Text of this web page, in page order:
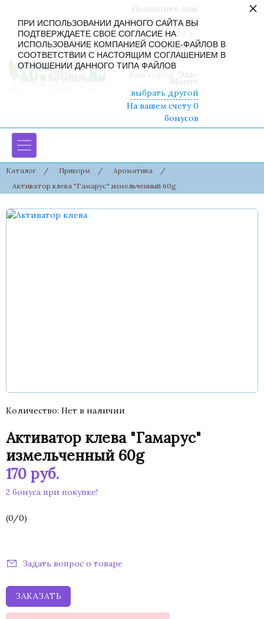
8 (916) 430-85-06
Пн-Сб: 09:00 - 19:00 Вс:
09:00 - 17:00 Праздники:
09:00 - 17:00
выбрать другой
На вашем счету 0
бонусов
Каталог / Прикорм / Ароматика
/
Активатор клева "Гамарус" измельченный 60g
Количество Нет в наличии
Активатор клева "Гамарус"
измельченный 60g
170 руб.
2 бонуса при покупке!
(0/0)
Задать вопрос о товаре
ЗАКАЗАТЬ
ПРИ ИСПОЛЬЗОВАНИИ ДАННОГО САЙТА ВЫ
ПОДТВЕРЖДАЕТЕ СВОЕ СОГЛАСИЕ НА
ИСПОЛЬЗОВАНИЕ КОМПАНИЕЙ COOKIE-ФАЙЛОВ В
СООТВЕТСТВИИ С НАСТОЯЩИМ СОГЛАШЕНИЕМ В
ОТНОШЕНИИ ДАННОГО ТИПА ФАЙЛОВ
×